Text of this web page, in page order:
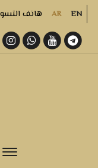
AR EN هاتف التسوق
-